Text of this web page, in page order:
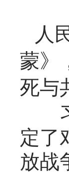
人
蒙》
死与
习
定了
放战